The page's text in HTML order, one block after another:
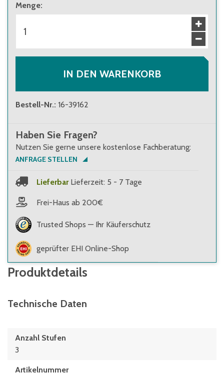
Menge:
IN DEN WARENKORB
Bestell-Nr.: 16-39162
Haben Sie Fragen?
Nutzen Sie gerne unsere kostenlose Fachberatung:
ANFRAGE STELLEN
Lieferbar Lieferzeit: 5 - 7 Tage
Frei-Haus ab 200€
Trusted Shops — Ihr Käuferschutz
geprüfter EHI Online-Shop
Produktdetails
Technische Daten
Anzahl Stufen
3
Artikelnummer